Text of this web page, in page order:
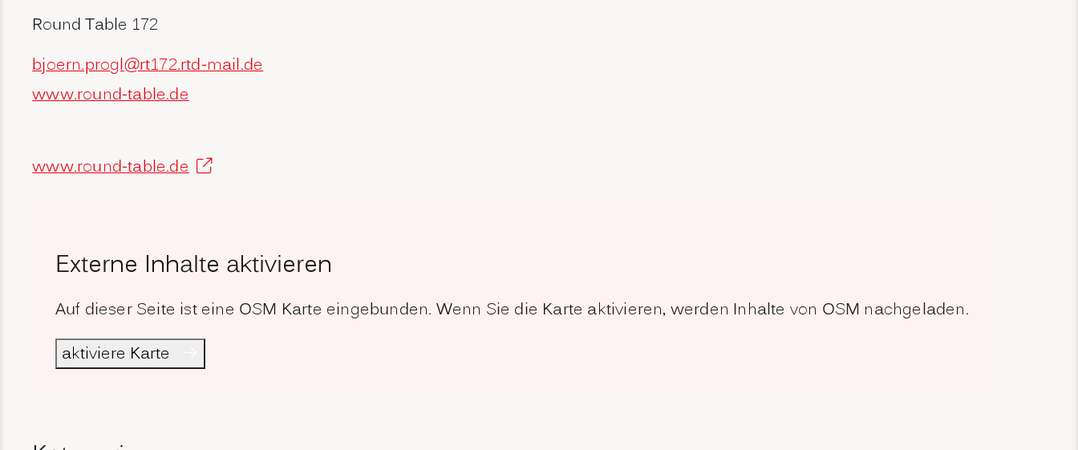
Round Table 172
www.round-table.de
bjoern.progl@rt172.rtd-mail.de
www.round-table.de
Externe Inhalte aktivieren
Auf dieser Seite ist eine OSM Karte eingebunden. Wenn Sie die Karte aktivieren, werden Inhalte von OSM nachgeladen.
aktiviere Karte